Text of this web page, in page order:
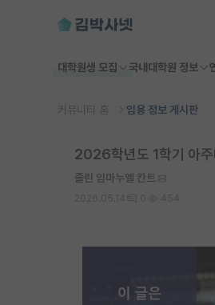
대학원생 모집 국내대학원 정보
커뮤니티 홈 임용 정보 게시판
2026학년도 1학기 아
졸린 임마누엘 칸트